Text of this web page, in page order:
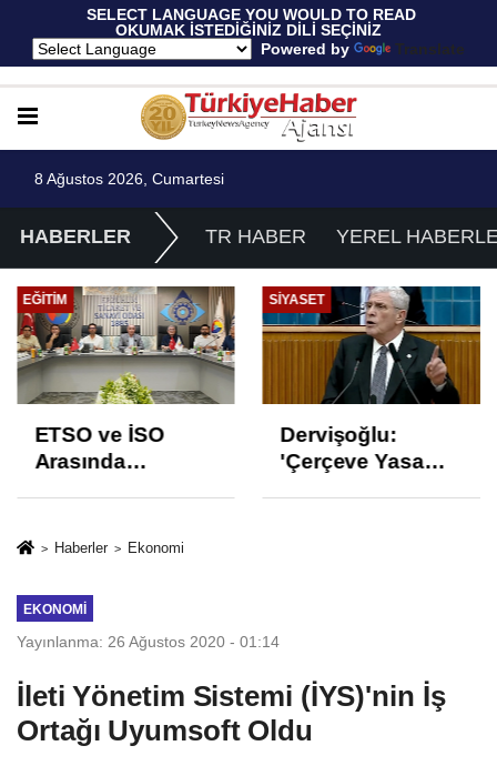
SELECT LANGUAGE YOU WOULD TO READ
OKUMAK İSTEDİĞİNİZ DİLİ SEÇİNİZ
Powered by
Translate
8 Ağustos 2026, Cumartesi
HABERLER TR HABER YEREL
EĞITIM
ETSO ve İSO
Arasında
Protokolü
SIYASET
Dervişoğlu:
'Çerçeve Yasa
Haberler Ekonomi
EKONOMI
Yayınlanma: 26 Ağustos 2020 - 01:14
İleti Yönetim Sistemi (İYS)'nin İş
Ortağı Uyumsoft Oldu